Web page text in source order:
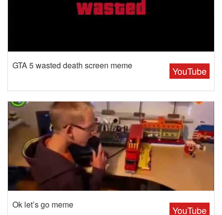
YouTube
GTA 5 wasted death screen meme
YouTube
Ok let’s go meme